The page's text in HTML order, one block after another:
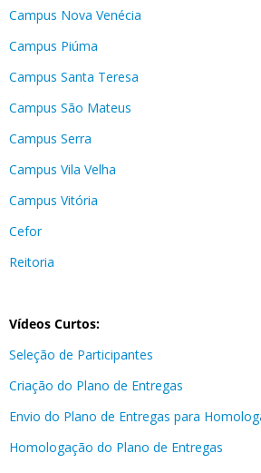
Campus Nova Venécia
Campus Piúma
Campus Santa Teresa
Campus São Mateus
Campus Serra
Campus Vila Velha
Campus Vitória
Cefor
Reitoria
Vídeos Curtos:
Seleção de Participantes
Criação do Plano de Entregas
Envio do Plano de Entregas para
Homologação do Plano de Entregas